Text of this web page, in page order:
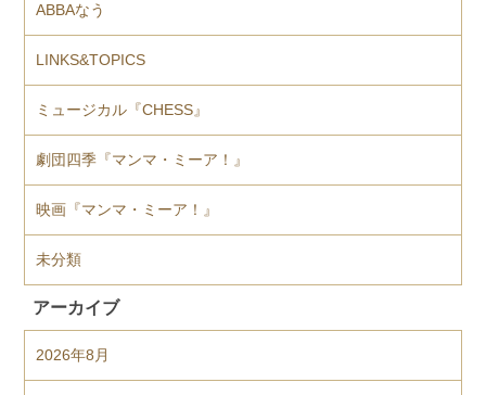
ABBAなう
LINKS&TOPICS
ミュージカル『CHESS』
劇団四季『マンマ・ミーア！』
映画『マンマ・ミーア！』
未分類
アーカイブ
2026年8月